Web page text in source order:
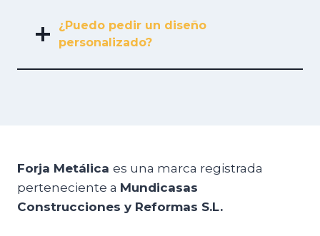
¿Puedo pedir un diseño
personalizado?
Forja Metálica es una marca registrada
perteneciente a Mundicasas
Construcciones y Reformas S.L.